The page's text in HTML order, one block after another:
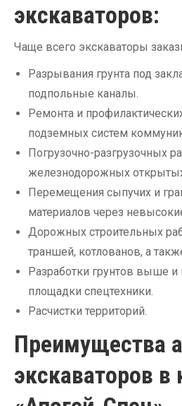
экскаваторов:
Чаще всего экскаваторы
Разрывания грунта под
подпольные каналы.
Ремонта и
подземных систем
Погрузочно-разгрузочных
железнодорожных
Перемещения сыпучих и
материалов через
Дорожных строительных
траншей, котлованов, а
Разработки грунтов выше
площадки спецтехники.
Расчистки территорий.
Преимущества
экскаваторов в